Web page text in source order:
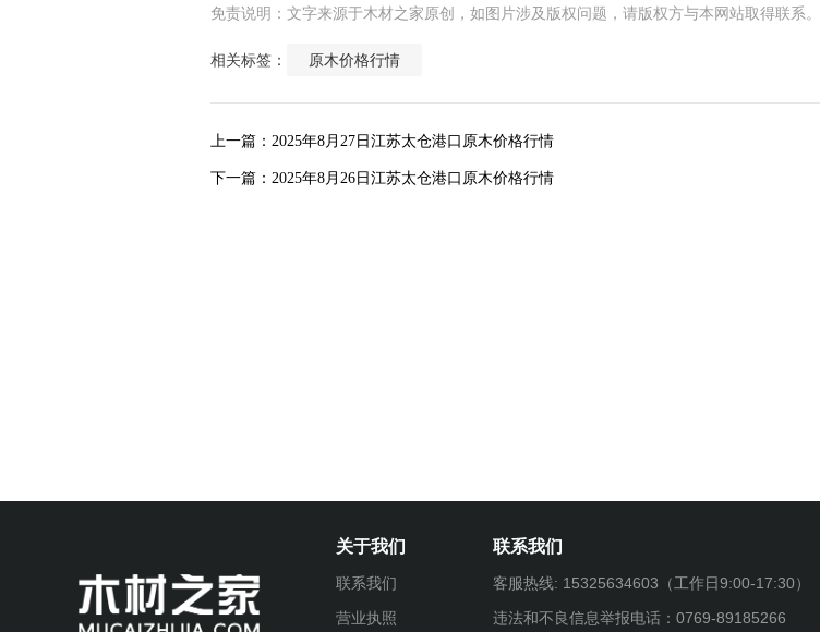
免责说明：文字来源于木材之家原创，如图片涉及版权问题，请版权方与本网站取得联系。
相关标签： 原木价格行情
上一篇：2025年8月27日江苏太仓港口原木价格行情
下一篇：2025年8月26日江苏太仓港口原木价格行情
关于我们
联系我们
营业执照
联系我们
客服热线: 15325634603（工作日9:00-17:30）
违法和不良信息举报电话：0769-89185266